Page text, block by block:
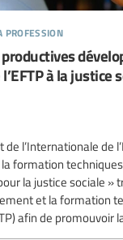
profession
à la justice
l’Internationale de
la formation
la justice sociale »
et la formation
afin de promouvoir